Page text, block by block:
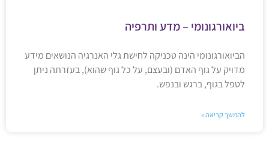
ביואורגונומי – מדע ותרפיה
הביואורגונומי הינה טכניקה לחישת גלי האנרגיה הנושאים מידע
מדויק על גוף האדם (ובעצם, על כל גוף שהוא), בעזרתה ניתן
לטפל בגוף, ברגש ובנפש.
להמשך קריאה »